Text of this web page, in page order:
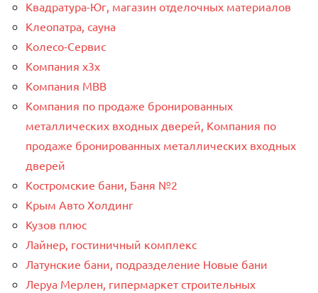
Квадратура-Юг, магазин отделочных материалов
Клеопатра, сауна
Колесо-Сервис
Компания x3x
Компания МВВ
Компания по продаже бронированных
металлических входных дверей, Компания по
продаже бронированных металлических входных
дверей
Костромские бани, Баня №2
Крым Авто Холдинг
Кузов плюс
Лайнер, гостиничный комплекс
Латунские бани, подразделение Новые бани
Леруа Мерлен, гипермаркет строительных